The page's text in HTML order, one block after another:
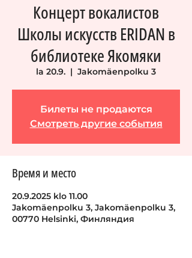
Концерт вокалистов
Школы искусств ERIDAN в
библиотеке Якомяки
la 20.9.
  |
Jakomäenpolku 3
Билеты не продаются
Смотреть другие события
Время и место
20.9.2025 klo 11.00
Jakomäenpolku 3, Jakomäenpolku 3,
00770 Helsinki, Финляндия